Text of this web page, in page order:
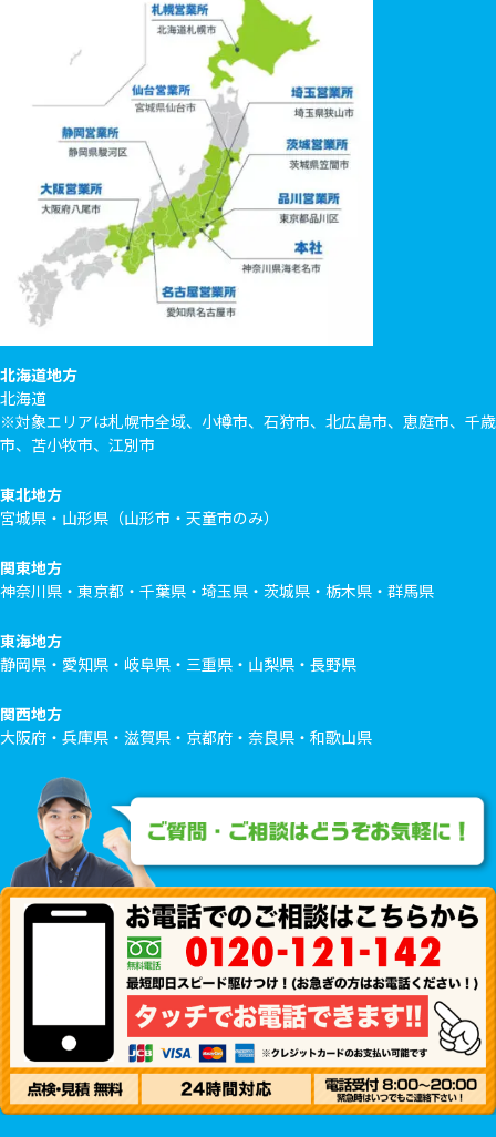
北海道地方
北海道
※対象エリアは札幌市全域、小樽市、石狩市、北広島市、恵庭市、千歳
市、苫小牧市、江別市
東北地方
宮城県・山形県（山形市・天童市のみ）
関東地方
神奈川県・東京都・千葉県・埼玉県・茨城県・栃木県・群馬県
東海地方
静岡県・愛知県・岐阜県・三重県・山梨県・長野県
関西地方
大阪府・兵庫県・滋賀県・京都府・奈良県・和歌山県